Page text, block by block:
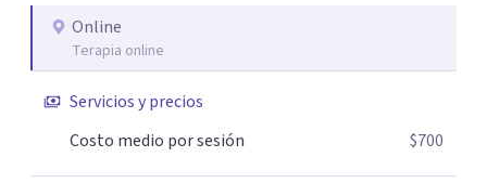
Puedes reservar tu primera sesión directamente desde mi
perfil.
Online
Terapia online
Servicios y precios
Costo medio por sesión
$700